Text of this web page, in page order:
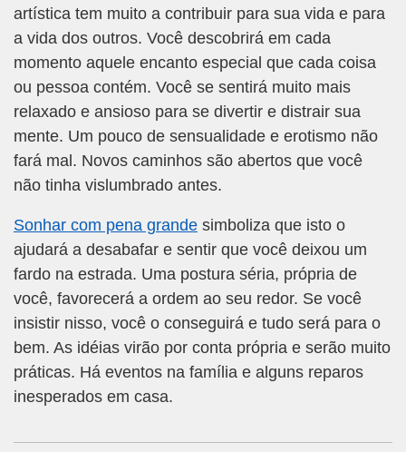
artística tem muito a contribuir para sua vida e para
a vida dos outros. Você descobrirá em cada
momento aquele encanto especial que cada coisa
ou pessoa contém. Você se sentirá muito mais
relaxado e ansioso para se divertir e distrair sua
mente. Um pouco de sensualidade e erotismo não
fará mal. Novos caminhos são abertos que você
não tinha vislumbrado antes.
Sonhar com pena grande simboliza que isto o
ajudará a desabafar e sentir que você deixou um
fardo na estrada. Uma postura séria, própria de
você, favorecerá a ordem ao seu redor. Se você
insistir nisso, você o conseguirá e tudo será para o
bem. As idéias virão por conta própria e serão muito
práticas. Há eventos na família e alguns reparos
inesperados em casa.